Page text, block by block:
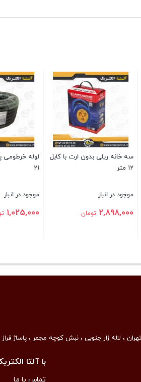
9
لامپ ال ای دی بولینگ 40 وات
سهند آوا
موجود در انبار
بستن
، لاله زار جنوبی ، نبش کوچه مجمر ، پاساژ
با آلتا
تماس با ما